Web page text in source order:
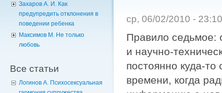
Захаров А. И. Как
предупредить отклонения в
поведении ребенка
Максимов М. Не только
любовь
Все статьи
Логинов А. Психосексуальная
ср, 06/02/2010 -
Правило седьмое:
и научно-
постоянно куда-
времени, когда